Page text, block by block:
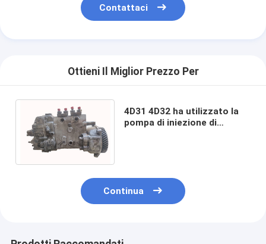
Contattaci
Ottieni Il Miglior Prezzo Per
4D31 4D32 ha utilizzato la
pompa di iniezione di
Continua